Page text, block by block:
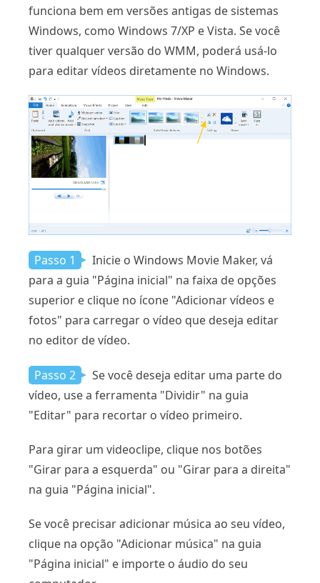
funciona bem em versões antigas de sistemas
Windows, como Windows 7/XP e Vista. Se você
tiver qualquer versão do WMM, poderá usá-lo
para editar vídeos diretamente no Windows.
Passo 1
Inicie o Windows Movie Maker, vá
para a guia "Página inicial" na faixa de opções
superior e clique no ícone "Adicionar vídeos e
fotos" para carregar o vídeo que deseja editar
no editor de vídeo.
Passo 2
Se você deseja editar uma parte do
vídeo, use a ferramenta "Dividir" na guia
"Editar" para recortar o vídeo primeiro.
Para girar um videoclipe, clique nos botões
"Girar para a esquerda" ou "Girar para a direita"
na guia "Página inicial".
Se você precisar adicionar música ao seu vídeo,
clique na opção "Adicionar música" na guia
"Página inicial" e importe o áudio do seu